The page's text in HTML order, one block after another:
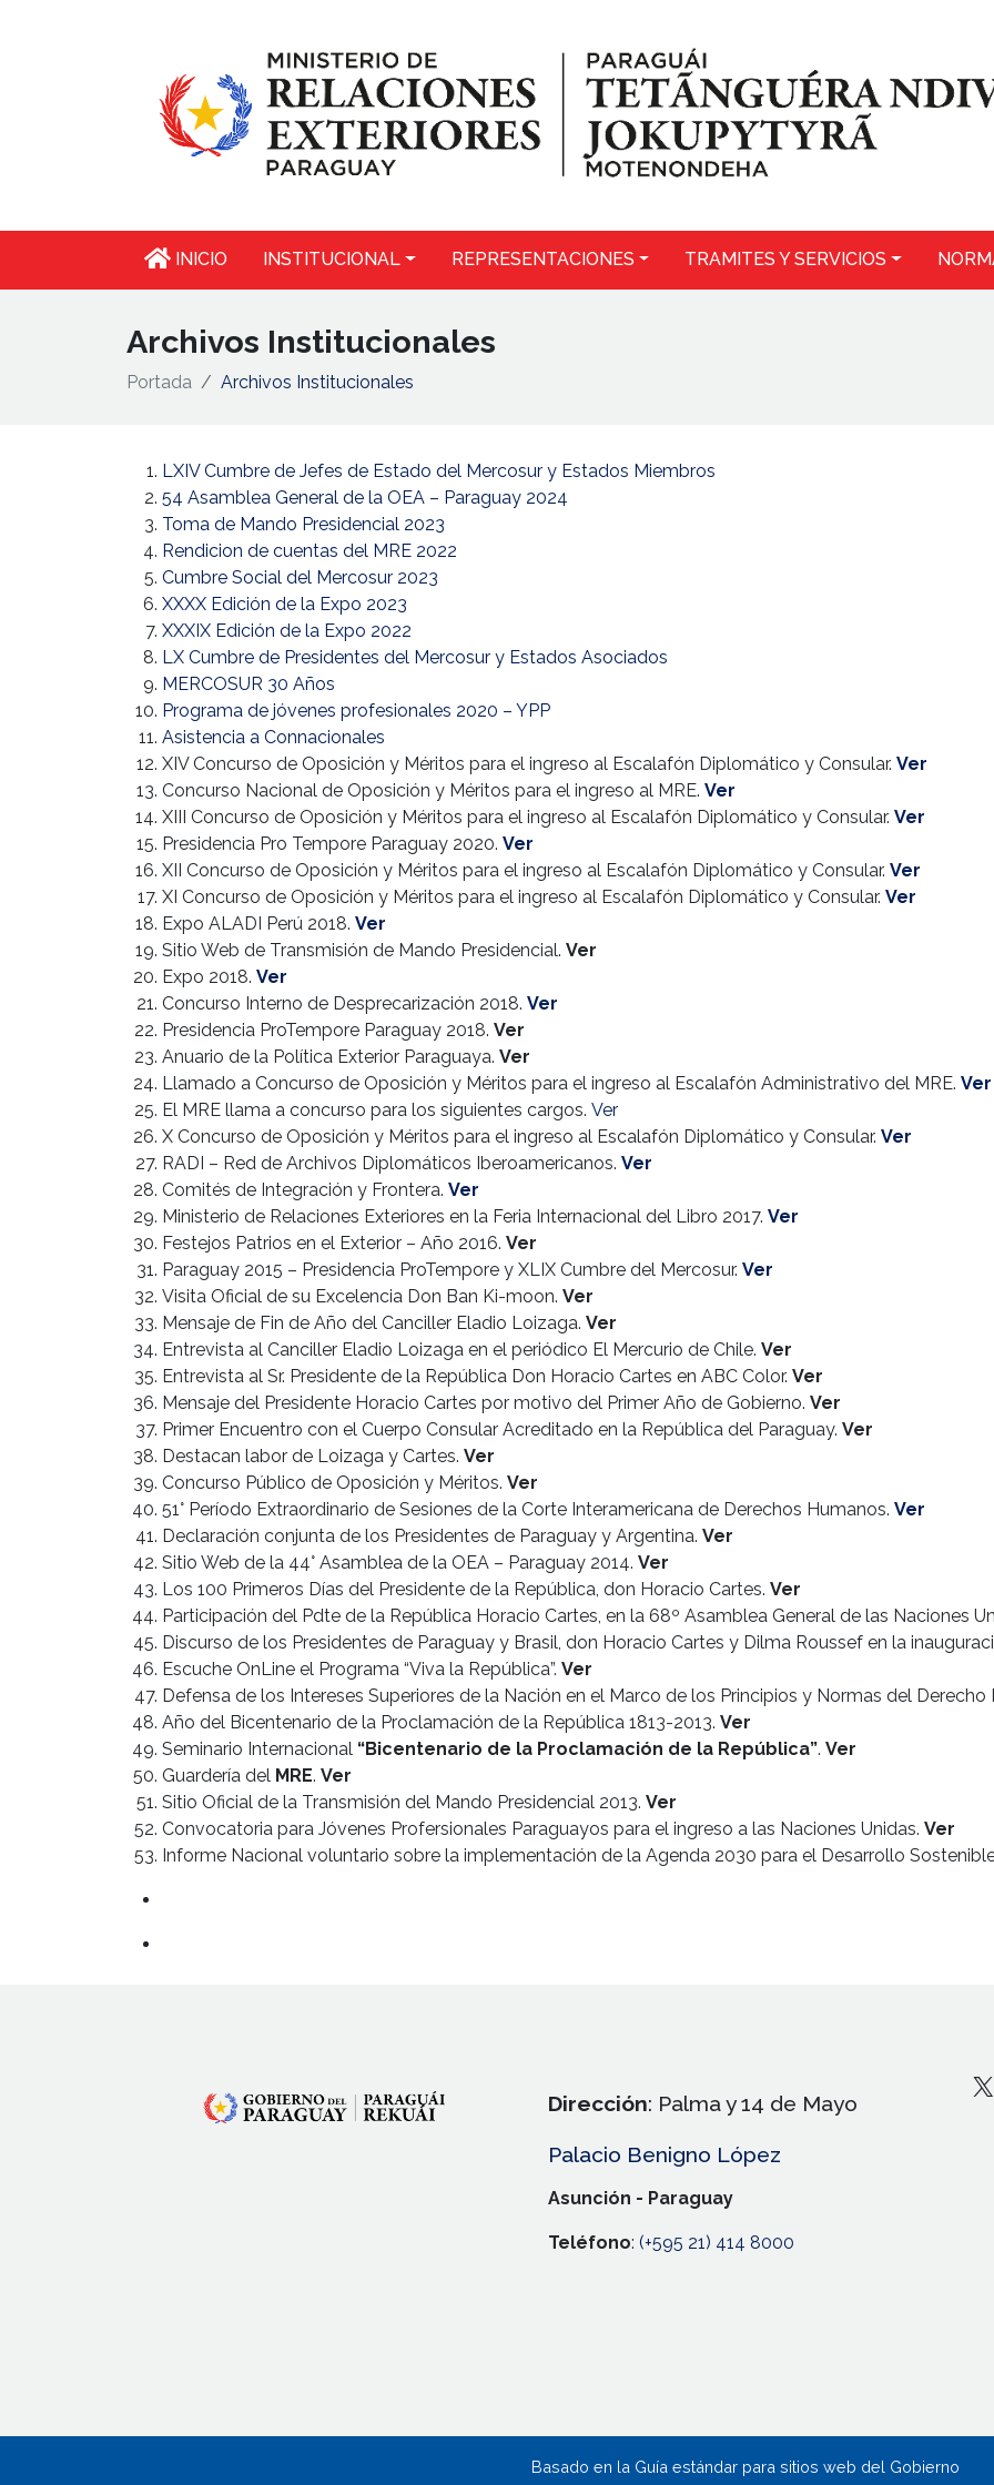
INICIO INSTITUCIONAL REPRESENTACIONES TRAMITES Y SERVICIOS
Archivos Institucionales
Portada Archivos Institucionales
LXIV Cumbre de Jefes de Estado del Mercosur y Estados Miembros
54 Asamblea General de la OEA – Paraguay 2024
Toma de Mando Presidencial 2023
Rendicion de cuentas del MRE 2022
Cumbre Social del Mercosur 2023
XXXX Edición de la Expo 2023
XXXIX Edición de la Expo 2022
LX Cumbre de Presidentes del Mercosur y Estados Asociados
MERCOSUR 30 Años
Programa de jóvenes profesionales 2020 – YPP
Asistencia a Connacionales
XIV Concurso de Oposición y Méritos para el ingreso al Escalafón Diplomático y Consular. Ver
Concurso Nacional de Oposición y Méritos para el ingreso al MRE. Ver
XIII Concurso de Oposición y Méritos para el ingreso al Escalafón Diplomático y Consular. Ver
Presidencia Pro Tempore Paraguay 2020. Ver
XII Concurso de Oposición y Méritos para el ingreso al Escalafón Diplomático y Consular. Ver
XI Concurso de Oposición y Méritos para el ingreso al Escalafón Diplomático y Consular. Ver
Expo ALADI Perú 2018. Ver
Sitio Web de Transmisión de Mando Presidencial. Ver
Expo 2018. Ver
Concurso Interno de Desprecarización 2018. Ver
Presidencia ProTempore Paraguay 2018. Ver
Anuario de la Política Exterior Paraguaya. Ver
Llamado a Concurso de Oposición y Méritos para el ingreso al Escalafón Administrativo del MRE. Ver
El MRE llama a concurso para los siguientes cargos. Ver
X Concurso de Oposición y Méritos para el ingreso al Escalafón Diplomático y Consular. Ver
RADI – Red de Archivos Diplomáticos Iberoamericanos. Ver
Comités de Integración y Frontera. Ver
Ministerio de Relaciones Exteriores en la Feria Internacional del Libro 2017. Ver
Festejos Patrios en el Exterior – Año 2016. Ver
Paraguay 2015 – Presidencia ProTempore y XLIX Cumbre del Mercosur. Ver
Visita Oficial de su Excelencia Don Ban Ki-moon. Ver
Mensaje de Fin de Año del Canciller Eladio Loizaga. Ver
Entrevista al Canciller Eladio Loizaga en el periódico El Mercurio de Chile. Ver
Entrevista al Sr. Presidente de la República Don Horacio Cartes en ABC Color. Ver
Mensaje del Presidente Horacio Cartes por motivo del Primer Año de Gobierno. Ver
Primer Encuentro con el Cuerpo Consular Acreditado en la República del Paraguay. Ver
Destacan labor de Loizaga y Cartes. Ver
Concurso Público de Oposición y Méritos. Ver
51° Período Extraordinario de Sesiones de la Corte Interamericana de Derechos Humanos. Ver
Declaración conjunta de los Presidentes de Paraguay y Argentina. Ver
Sitio Web de la 44° Asamblea de la OEA – Paraguay 2014. Ver
Los 100 Primeros Días del Presidente de la República, don Horacio Cartes. Ver
Participación del Pdte de la República Horacio Cartes, en la 68º Asamblea General de las Naciones
Discurso de los Presidentes de Paraguay y Brasil, don Horacio Cartes y Dilma Roussef en la
Escuche OnLine el Programa “Viva la República”. Ver
Defensa de los Intereses Superiores de la Nación en el Marco de los Principios y Normas del Derecho
Año del Bicentenario de la Proclamación de la República 1813-2013. Ver
Seminario Internacional “Bicentenario de la Proclamación de la República”. Ver
Guardería del MRE. Ver
Sitio Oficial de la Transmisión del Mando Presidencial 2013. Ver
Convocatoria para Jóvenes Profersionales Paraguayos para el ingreso a las Naciones Unidas. Ver
Informe Nacional voluntario sobre la implementación de la Agenda 2030 para el Desarrollo
Dirección: Palma y 14 de Mayo
Palacio Benigno López
Asunción - Paraguay
Teléfono: (+595 21) 414 8000
X
Basado en la Guía estándar para sitios web del Gobierno